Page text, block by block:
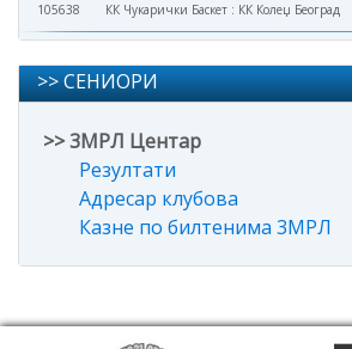
105638 КК Чукарички Баскет : КК Колеџ Београд
>> СЕНИОРИ
>> 3МРЛ Центар
Резултати
Адресар клубова
Казне по билтенима 3МРЛ